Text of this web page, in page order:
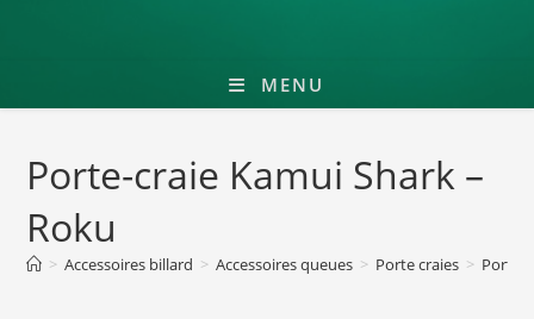
MENU
Porte-craie Kamui Shark –
Roku
> Accessoires billard > Accessoires queues > Porte craies > Porte-